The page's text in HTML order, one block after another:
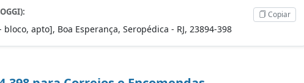
bloco, apto], Boa Esperança, Seropédica - RJ, 23894-398
Copiar